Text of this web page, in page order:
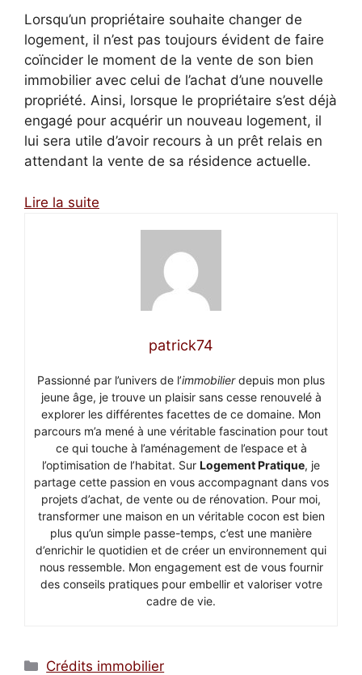
Lorsqu’un propriétaire souhaite changer de
logement, il n’est pas toujours évident de faire
coïncider le moment de la vente de son bien
immobilier avec celui de l’achat d’une nouvelle
propriété. Ainsi, lorsque le propriétaire s’est déjà
engagé pour acquérir un nouveau logement, il
lui sera utile d’avoir recours à un prêt relais en
attendant la vente de sa résidence actuelle.
Lire la suite
patrick74
Passionné par l’univers de l’immobilierdepuis mon plus
jeune âge, je trouve un plaisir sans cesse renouvelé à
explorer les différentes facettes de ce domaine. Mon
parcours m’a mené à une véritable fascination pour tout
ce qui touche à l’aménagement de l’espace et à
l’optimisation de l’habitat. Sur Logement Pratique, je
partage cette passion en vous accompagnant dans vos
projets d’achat, de vente ou de rénovation. Pour moi,
transformer une maison en un véritable cocon est bien
plus qu’un simple passe-temps, c’est une manière
d’enrichir le quotidien et de créer un environnement qui
nous ressemble. Mon engagement est de vous fournir
des conseils pratiques pour embellir et valoriser votre
cadre de vie.
Catégories
Crédits immobilier